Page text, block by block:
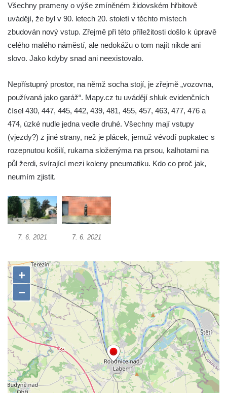
Socha Kudlanka v ZOO Hluboká
Socha Vlčice s mládětem v ZOO Hluboká
Socha Rys číhající na srnu v ZOO Hluboká
Socha Orlice v ZOO Hluboká
Socha Želva v ZOO Hluboká
Socha Kozorožec horský v ZOO Hluboká
Socha Housenka v ZOO Hluboká
Socha Nosorožík v ZOO Hluboká
Socha Rosomák v ZOO Hluboká
Socha Beruška v ZOO Hluboká
Socha Vážka v ZOO Hluboká
Socha Volavka v ZOO Hluboká
Socha Opičákovník v ZOO Hluboká
Socha Roháč v ZOO Hluboká
Socha Mystik v ZOO Hluboká
Reliéf Rodina a práce na budově záložny
čp. 69/1 v Českých Budějovicích
Socha Jana Valeria Jirsíka u Černé věže v
Českých Budějovicích
Socha Krista klesajícího pod křížem u
Všechny prameny o výše zmíněném židovském hřbitově
uvádějí, že byl v 90. letech 20. století v těchto místech
zbudován nový vstup. Zřejmě při této příležitosti došlo k úpravě
celého malého náměstí, ale nedokážu o tom najít nikde ani
slovo. Jako kdyby snad ani neexistovalo.
Nepřístupný prostor, na němž socha stojí, je zřejmě „vozovna,
používaná jako garáž“. Mapy.cz tu uvádějí shluk evidenčních
čísel 430, 447, 445, 442, 439, 481, 455, 457, 463, 477, 476 a
474, úzké nudle jedna vedle druhé. Všechny mají vstupy
(vjezdy?) z jiné strany, než je plácek, jemuž vévodí pupkatec s
rozepnutou košilí, rukama složenýma na prsou, kalhotami na
půl žerdi, svírající mezi koleny pneumatiku. Kdo co proč jak,
neumím zjistit.
7. 6. 2021 7. 6. 2021